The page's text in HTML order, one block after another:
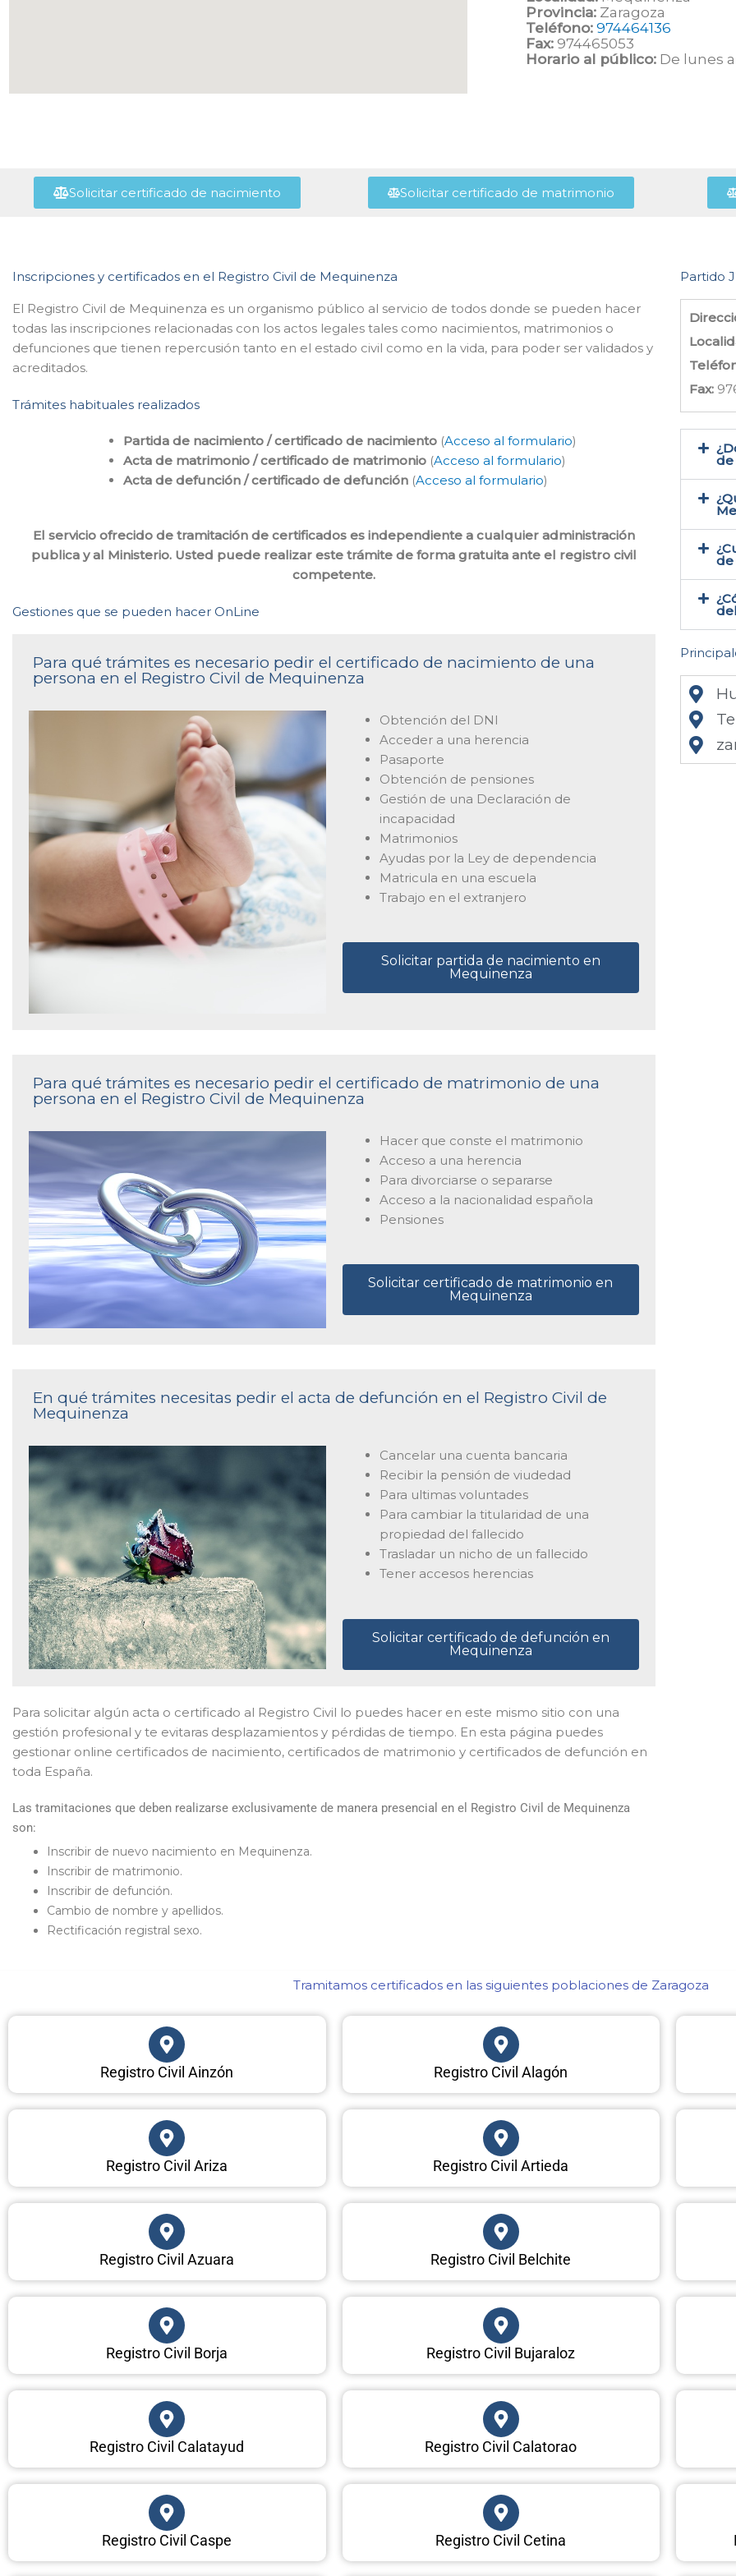
Provincia: Zaragoza
Teléfono: 974464136
Fax: 974465053
Horario al público: De lunes
Solicitar certificado de nacimiento Solicitar certificado de matrimonio
Inscripciones y certificados en el Registro Civil de Mequinenza
El Registro Civil de Mequinenza es un organismo público al servicio de todos donde se pueden hacer
todas las inscripciones relacionadas con los actos legales tales como nacimientos, matrimonios o
defunciones que tienen repercusión tanto en el estado civil como en la vida, para poder ser validados y
acreditados.
Trámites habituales realizados
Partida de nacimiento / certificado de nacimiento (Acceso al formulario)
Acta de matrimonio / certificado de matrimonio (Acceso al formulario)
Acta de defunción / certificado de defunción (Acceso al formulario)
El servicio ofrecido de tramitación de certificados es independiente a cualquier administración
publica y al Ministerio. Usted puede realizar este trámite de forma gratuita ante el registro civil
competente.
Gestiones que se pueden hacer OnLine
Para qué trámites es necesario pedir el certificado de nacimiento de una
persona en el Registro Civil de Mequinenza
Obtención del DNI
Acceder a una herencia
Pasaporte
Obtención de pensiones
Gestión de una Declaración de
incapacidad
Matrimonios
Ayudas por la Ley de dependencia
Matricula en una escuela
Trabajo en el extranjero
Solicitar partida de nacimiento en
Mequinenza
Para qué trámites es necesario pedir el certificado de matrimonio de una
persona en el Registro Civil de Mequinenza
Hacer que conste el matrimonio
Acceso a una herencia
Para divorciarse o separarse
Acceso a la nacionalidad española
Pensiones
Solicitar certificado de matrimonio en
Mequinenza
En qué trámites necesitas pedir el acta de defunción en el Registro Civil de
Mequinenza
Cancelar una cuenta bancaria
Recibir la pensión de viudedad
Para ultimas voluntades
Para cambiar la titularidad de una
propiedad del fallecido
Trasladar un nicho de un fallecido
Tener accesos herencias
Solicitar certificado de defunción en
Mequinenza
Para solicitar algún acta o certificado al Registro Civil lo puedes hacer en este mismo sitio con una
gestión profesional y te evitaras desplazamientos y pérdidas de tiempo. En esta página puedes
gestionar online certificados de nacimiento, certificados de matrimonio y certificados de defunción en
toda España.
Las tramitaciones que deben realizarse exclusivamente de manera presencial en el Registro Civil de Mequinenza
son:
Inscribir de nuevo nacimiento en Mequinenza.
Inscribir de matrimonio.
Inscribir de defunción.
Cambio de nombre y apellidos.
Rectificación registral sexo.
Partido
Fax:
de
de
Tramitamos certificados en las siguientes poblaciones de Zaragoza​
Registro Civil Ainzón Registro Civil Alagón
Registro Civil Ariza Registro Civil Artieda
Registro Civil Azuara Registro Civil Belchite
Registro Civil Borja Registro Civil Bujaraloz
Registro Civil Calatayud Registro Civil Calatorao
Registro Civil Caspe Registro Civil Cetina